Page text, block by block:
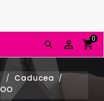

0
Caducea